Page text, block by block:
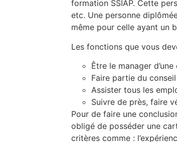
formation SSIAP. Cette
etc. Une personne
même pour celle ayant un
Les fonctions que vous
Être le manager
Faire partie du
Assister tous les
Suivre de près, faire
Pour de faire une
obligé de posséder une
critères comme :